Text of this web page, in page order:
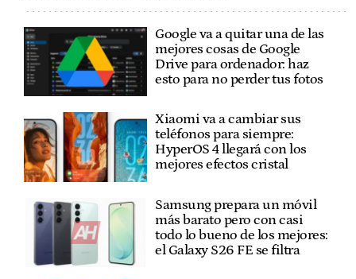
Google va a quitar una de las
mejores cosas de Google
Drive para ordenador: haz
esto para no perder tus fotos
Xiaomi va a cambiar sus
teléfonos para siempre:
HyperOS 4 llegará con los
mejores efectos cristal
Samsung prepara un móvil
más barato pero con casi
todo lo bueno de los mejores:
el Galaxy S26 FE se filtra